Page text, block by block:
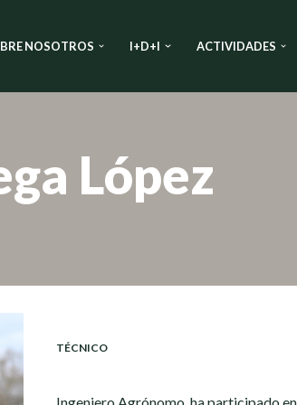
NOSOTROS I+D+I ACTIVIDADES
López
TÉCNICO
Ingeniero Agrónomo, ha participado